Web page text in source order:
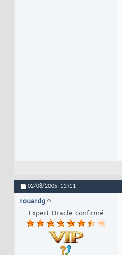
02/08/2005, 11h11
rouardg
Expert Oracle confirmé